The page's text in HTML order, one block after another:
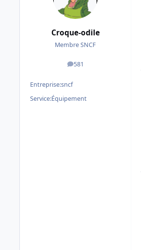
Croque-odile
Membre SNCF
581
messages
Entreprise:sncf
Service:Équipement